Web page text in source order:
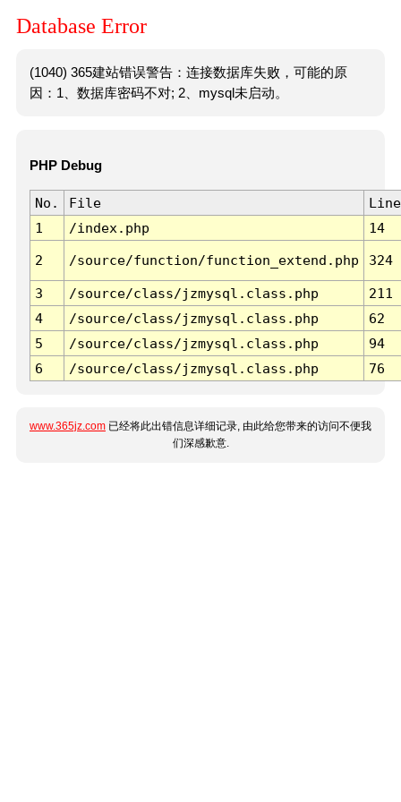
Database Error
(1040) 365建站错误警告：连接数据库失败，可能的原
因：1、数据库密码不对; 2、mysql未启动。
PHP Debug
No. File
Line
1
/index.php 14
2 /source/function/function_extend.php 324
3 /source/class/jzmysql.class.php
211
4
/source/class/jzmysql.class.php
62
5
/source/class/jzmysql.class.php
94
6
/source/class/jzmysql.class.php 76
www.365jz.com 已经将此出错信息详细记录, 由此给您带来的访问不便我
们深感歉意.